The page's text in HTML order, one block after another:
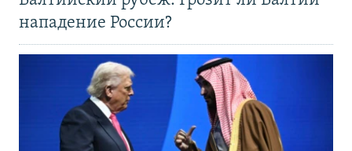
нападение России?